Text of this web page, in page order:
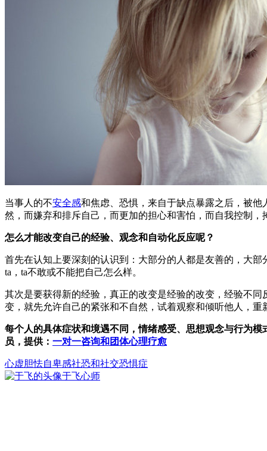
当事人的不安全感和焦虑、恐惧，来自于缺点暴露之后，被
然，而嫌弃和排斥自己，而更加的担心和害怕，而自我控制
怎么才能改变自己的经验、观念和自动化反应呢？
首先在认知上要深刻的认识到：大部分的人都是友善的，大
ta，ta不敢或不能把自己怎么样。
其次是要获得新的经验，真正的改变是经验的改变，经验不
变，就先允许自己的紧张和不自然，试着观察和倾听他人，
每个人的具体症状和境遇不同，情绪感受、思想观念与行为
员，提供： 一对一咨询和团体心理疗愈
心虚胆怯自卑感社恐和社交恐惧症
于飞心师